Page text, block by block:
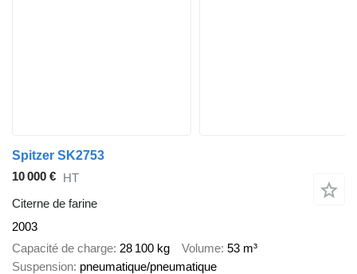
Spitzer SK2753
10 000 € HT
Citerne de farine
2003
Capacité de charge 28 100 kg Volume 53 m³
Suspension pneumatique/pneumatique